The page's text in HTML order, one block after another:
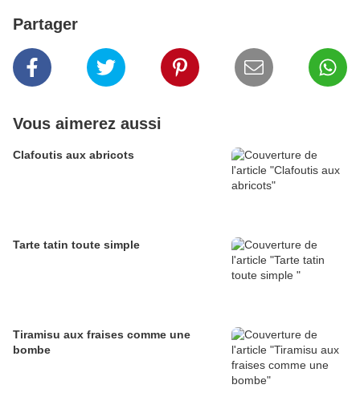
Partager
Vous aimerez aussi
Clafoutis aux abricots
Tarte tatin toute simple
Tiramisu aux fraises comme une
bombe